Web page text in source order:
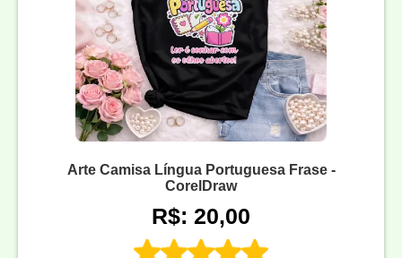
Arte Camisa Língua Portuguesa Frase -
CorelDraw
R$: 20,00